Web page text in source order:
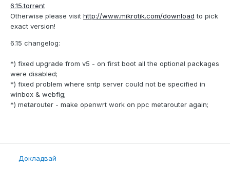
6.15.torrent
Otherwise please visit http://www.mikrotik.com/download to pick
exact version!
6.15 changelog:
*) fixed upgrade from v5 - on first boot all the optional packages
were disabled;
*) fixed problem where sntp server could not be specified in
winbox & webfig;
*) metarouter - make openwrt work on ppc metarouter again;
Докладвай